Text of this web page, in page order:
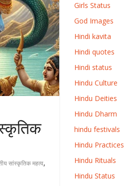
सांस्कृतिक महत्व,
Girls Status
God Images
Hindi kavita
Hindi quotes
Hindi status
Hindu Culture
Hindu Deities
Hindu Dharm
hindu festivals
Hindu Practices
Hindu Rituals
Hindu Status